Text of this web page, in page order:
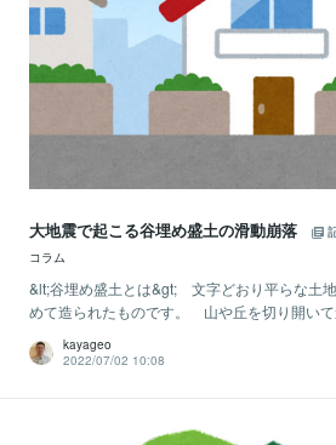
大地震で起こる谷埋め盛土の滑動崩落
コラム
&lt;谷埋め盛土とは&gt; 文字どおり平らな土
めて造られたものです。 山や丘を切り開いて
kayageo
2022/07/02 10:08